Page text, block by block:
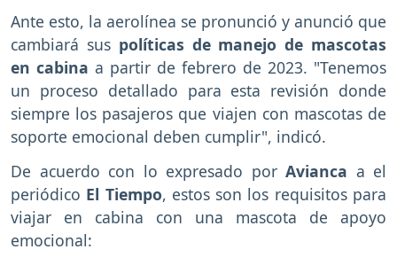
Ante esto, la aerolínea se pronunció y anunció que
cambiará suspolíticas de manejo de mascotas
en cabina a partir de febrero de 2023. "Tenemos
un proceso detallado para esta revisión donde
siempre los pasajeros que viajen con mascotas de
soporte emocional deben cumplir", indicó.
De acuerdo con lo expresado por Avianca a el
periódico El Tiempo, estos son los requisitos para
viajar en cabina con una mascota de apoyo
emocional: